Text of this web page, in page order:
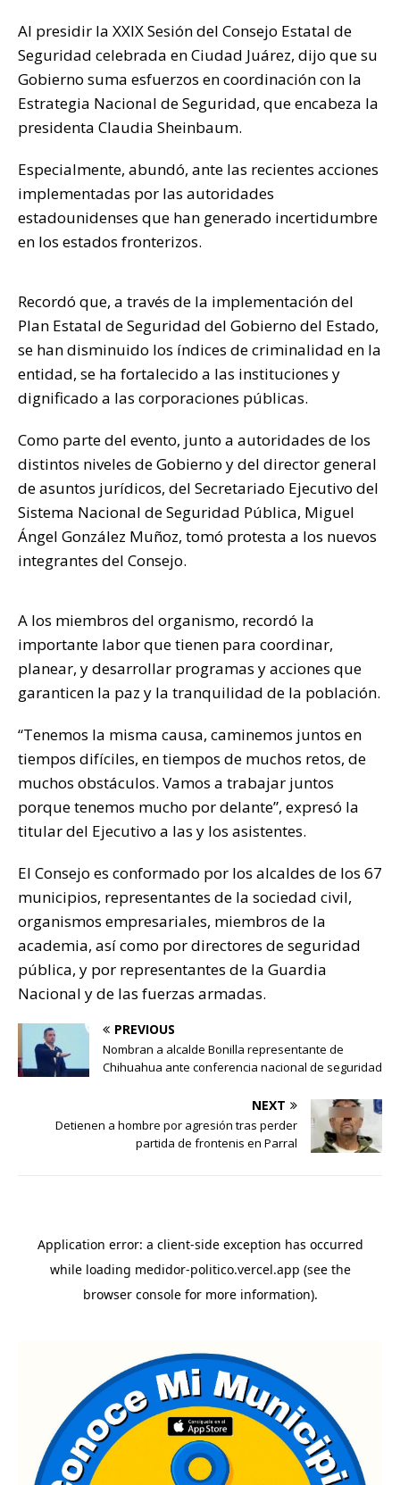
Al presidir la XXIX Sesión del Consejo Estatal de
Seguridad celebrada en Ciudad Juárez, dijo que su
Gobierno suma esfuerzos en coordinación con la
Estrategia Nacional de Seguridad, que encabeza la
presidenta Claudia Sheinbaum.
Especialmente, abundó, ante las recientes acciones
implementadas por las autoridades
estadounidenses que han generado incertidumbre
en los estados fronterizos.
Recordó que, a través de la implementación del
Plan Estatal de Seguridad del Gobierno del Estado,
se han disminuido los índices de criminalidad en la
entidad, se ha fortalecido a las instituciones y
dignificado a las corporaciones públicas.
Como parte del evento, junto a autoridades de los
distintos niveles de Gobierno y del director general
de asuntos jurídicos, del Secretariado Ejecutivo del
Sistema Nacional de Seguridad Pública, Miguel
Ángel González Muñoz, tomó protesta a los nuevos
integrantes del Consejo.
A los miembros del organismo, recordó la
importante labor que tienen para coordinar,
planear, y desarrollar programas y acciones que
garanticen la paz y la tranquilidad de la población.
“Tenemos la misma causa, caminemos juntos en
tiempos difíciles, en tiempos de muchos retos, de
muchos obstáculos. Vamos a trabajar juntos
porque tenemos mucho por delante”, expresó la
titular del Ejecutivo a las y los asistentes.
El Consejo es conformado por los alcaldes de los 67
municipios, representantes de la sociedad civil,
organismos empresariales, miembros de la
academia, así como por directores de seguridad
pública, y por representantes de la Guardia
Nacional y de las fuerzas armadas.
PREVIOUS
Nombran a alcalde Bonilla representante de
Chihuahua ante conferencia nacional de seguridad
NEXT
Detienen a hombre por agresión tras perder
partida de frontenis en Parral